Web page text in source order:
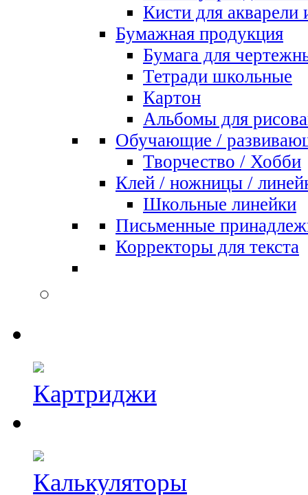
Кисти для акварели
Бумажная продукция
Бумага для
Тетради школьные
Картон
Альбомы для
Обучающие /
Творчество / Хобби
Клей / ножницы /
Школьные линейки
Письменные
Корректоры для текста
Картриджи
Калькуляторы